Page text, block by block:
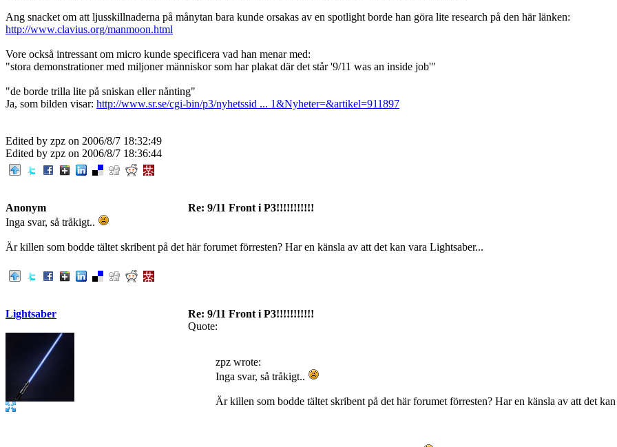
Ang snacket om att ljusskillnaderna på månytan bara kunde orsakas av en spotlight borde han göra lite research på den här länken:
http://www.clavius.org/manmoon.html
Vore också intressant om micro kunde specificera vad han menar med:
"stora demonstrationer med miljoner människor som har plakat där det står '9/11 was an inside job'"
"de borde trilla lite på sniskan eller nånting"
Ja, som bilden visar: http://www.sr.se/cgi-bin/p3/nyhetssid ... 1&Nyheter=&artikel=911897
Edited by zpz on 2006/8/7 18:32:49
Edited by zpz on 2006/8/7 18:36:44
Anonym Re: 9/11 Front i P3!!!!!!!!!!!
Inga svar, så tråkigt..
Är killen som bodde tältet skribent på det här forumet förresten? Har en känsla av att det kan vara Lightsaber...
Lightsaber Re: 9/11 Front i P3!!!!!!!!!!!
Quote:
zpz wrote:
Inga svar, så tråkigt..
Är killen som bodde tältet skribent på det här forumet förresten? Har en känsla av att det